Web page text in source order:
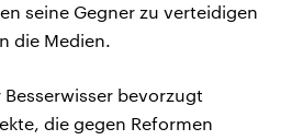
seine Gegner zu verteidigen
die Medien.
Besserwisser bevorzugt
die gegen Reformen